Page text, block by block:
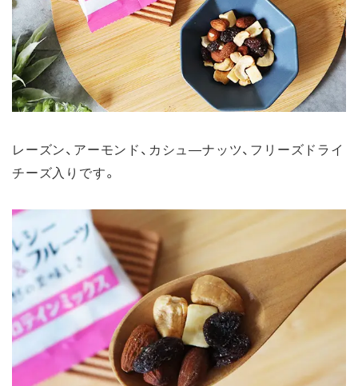
レーズン、アーモンド、カシュ―ナッツ、フリーズドライ
チーズ入りです。